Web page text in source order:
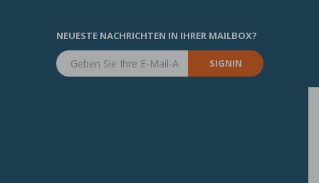
NEUESTE NACHRICHTEN IN IHRER MAILBOX?
SIGNIN